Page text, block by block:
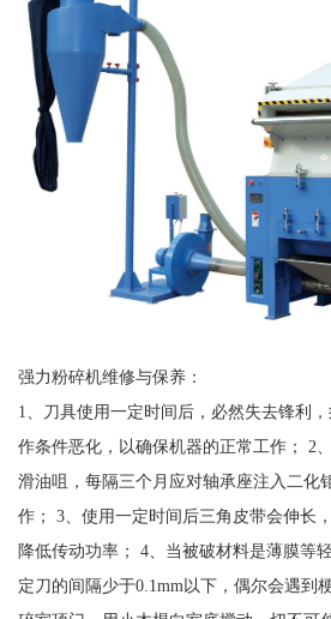
强力粉碎机维修与保养：
1、刀具使用一定时间后，必然失去锋利
作条件恶化，以确保机器的正常工作； 2
滑油咀，每隔三个月应对轴承座注入二化
作； 3、使用一定时间后三角皮带会伸长
降低传动功率； 4、当被破材料是薄膜等
定刀的间隔少于0.1mm以下，偶尔会遇到